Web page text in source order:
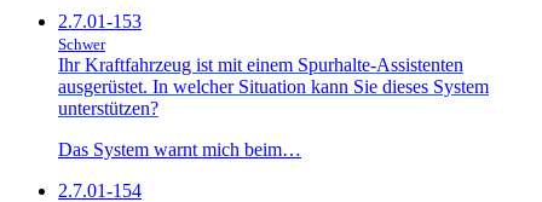
2.7.01-153
Schwer
Ihr Kraftfahrzeug ist mit einem Spurhalte-Assistenten
ausgerüstet. In welcher Situation kann Sie dieses System
unterstützen?
Das System warnt mich beim…
2.7.01-154